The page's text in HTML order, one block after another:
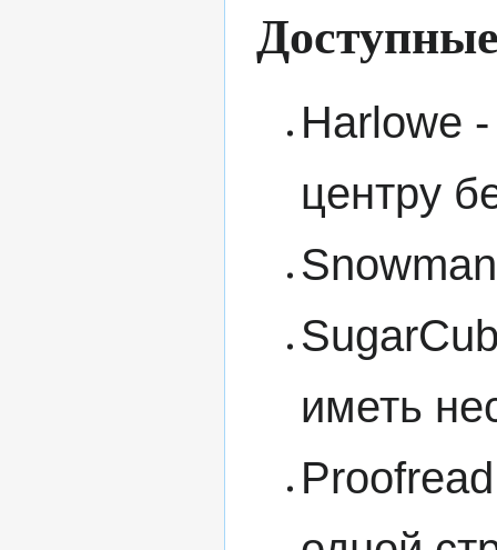
Harlowe
центру
иметь